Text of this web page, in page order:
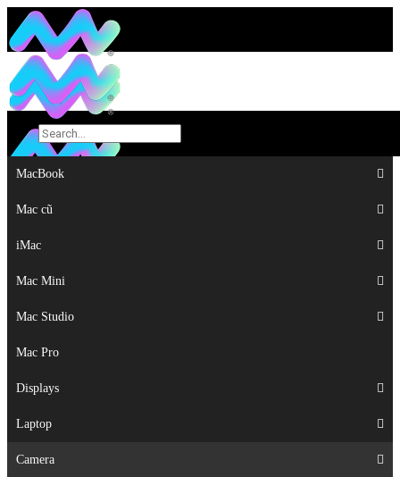
MacBook
Mac cũ
iMac
Mac Mini
Mac Studio
Mac Pro
Displays
Laptop
MacBook
Mac cũ
iMac
Mac Mini
Mac Studio
Mac Pro
Displays
Laptop
Camera